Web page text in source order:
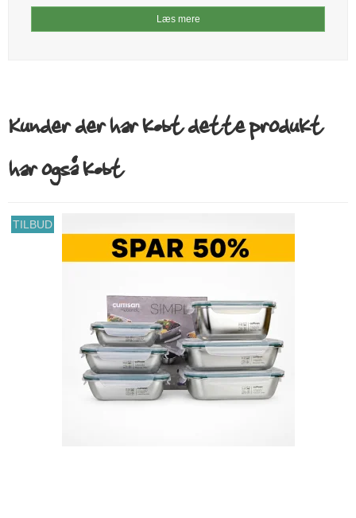
Læs mere
Kunder der har købt dette produkt
har også købt
TILBUD